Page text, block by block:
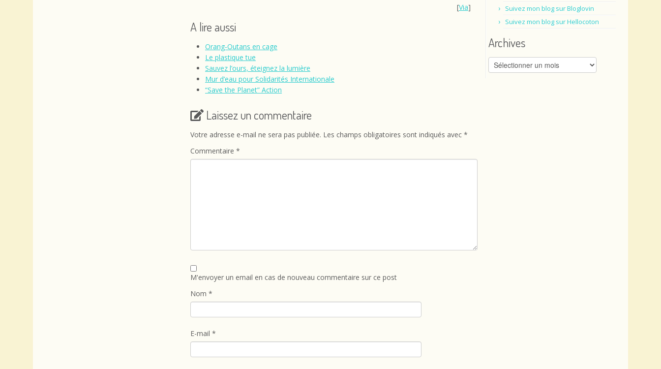
[Via]
A lire aussi
Orang-Outans en cage
Le plastique tue
Sauvez l’ours, éteignez la lumière
Mur d’eau pour Solidarités Internationale
“Save the Planet” Action
Laissez un commentaire
Votre adresse e-mail ne sera pas publiée. Les champs obligatoires sont indiqués avec *
Commentaire *
M'envoyer un email en cas de nouveau commentaire sur ce post
Nom *
E-mail *
Suivez mon blog sur Bloglovin
Suivez mon blog sur Hellocoton
Archives
Archives